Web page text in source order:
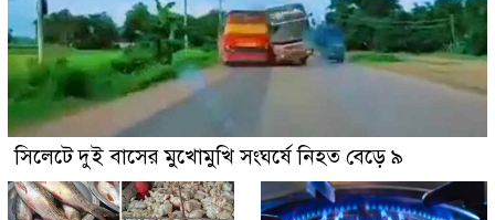
সিলেটে দুই বাসের মুখোমুখি সংঘর্ষে নিহত বেড়ে ৯